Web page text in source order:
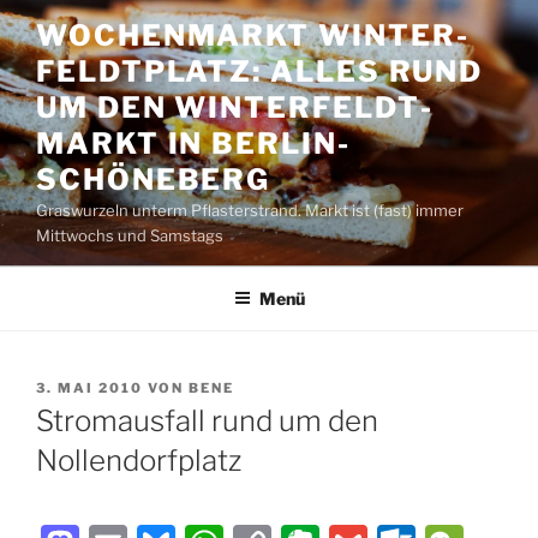
Zum
Inhalt
springen
WOCHENMARKT WINTER­
FELDT­PLATZ: ALLES RUND
UM DEN WINTER­FELDT­
MARKT IN BERLIN-
SCHÖNEBERG
Graswurzeln unterm Pflasterstrand. Markt ist (fast) immer
Mittwochs und Samstags
Menü
VERÖFFENTLICHT
AM
3. MAI 2010 VON BENE
Stromausfall rund um den
Nollendorfplatz